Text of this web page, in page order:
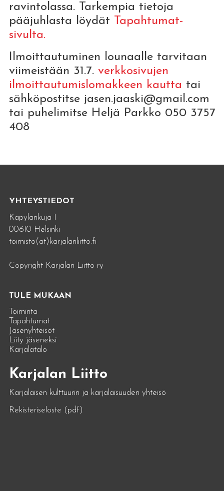
ravintolassa. Tarkempia tietoja
pääjuhlasta löydät Tapahtumat-
sivulta.
Ilmoittautuminen lounaalle tarvitaan
viimeistään 31.7. verkkosivujen
ilmoittautumislomakkeen kautta tai
sähköpostitse jasen.jaaski@gmail.com
tai puhelimitse Heljä Parkko 050 3757
408
YHTEYSTIEDOT
Käpylänkuja 1
00610 Helsinki
toimisto(at)karjalanliitto.fi
Copyright Karjalan Liitto ry
TULE MUKAAN
Toiminta
Tapahtumat
Jäsenyhteisöt
Liity jäseneksi
Karjalatalo
Karjalan Liitto
Karjalaisen kulttuurin ja karjalaisuuden yhteisö
Rekisteriseloste (pdf)